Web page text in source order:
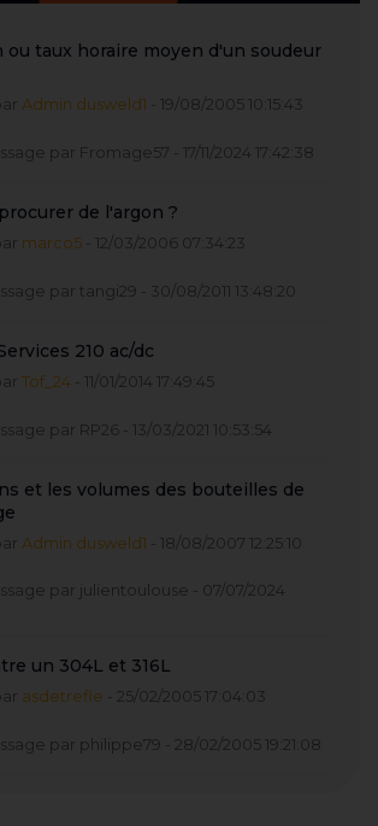
ou taux horaire moyen d'un soudeur
Admin dusweld1 - 19/08/2005 10:15:43
par Fromage57 - 17/11/2024 17:42:38
de l'argon ?
marco5 - 12/03/2006 07:34:23
par tangi29 - 30/08/2011 13:48:20
210 ac/dc
Tof_24 - 11/01/2014 17:49:45
par RP26 - 13/03/2021 10:53:54
et les volumes des bouteilles de
Admin dusweld1 - 18/08/2007 12:25:10
par julientoulouse - 07/07/2024
un 304L et 316L
asdetrefle - 25/02/2005 17:04:03
par philippe79 - 28/02/2005 19:21:08